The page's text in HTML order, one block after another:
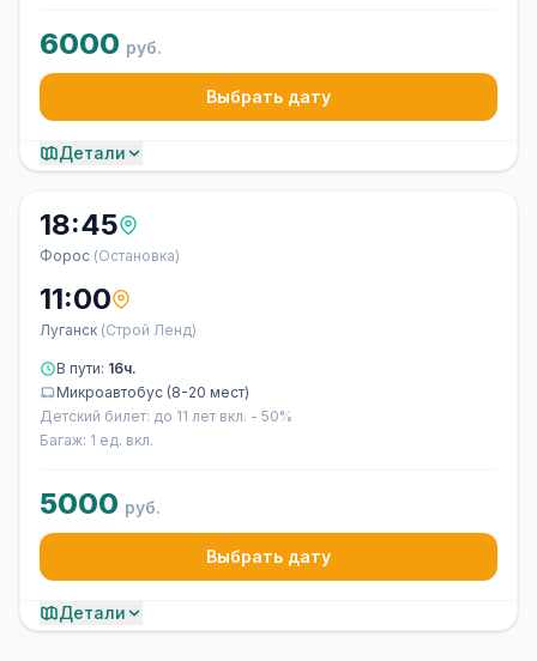
6000 руб.
Выбрать дату
Детали
18:45
Форос (Остановка)
11:00
Луганск (Строй Ленд)
В пути: 16ч.
Микроавтобус (8-20 мест)
Детский билет: до 11 лет вкл. - 50%
Багаж: 1 ед. вкл.
5000 руб.
Выбрать дату
Детали